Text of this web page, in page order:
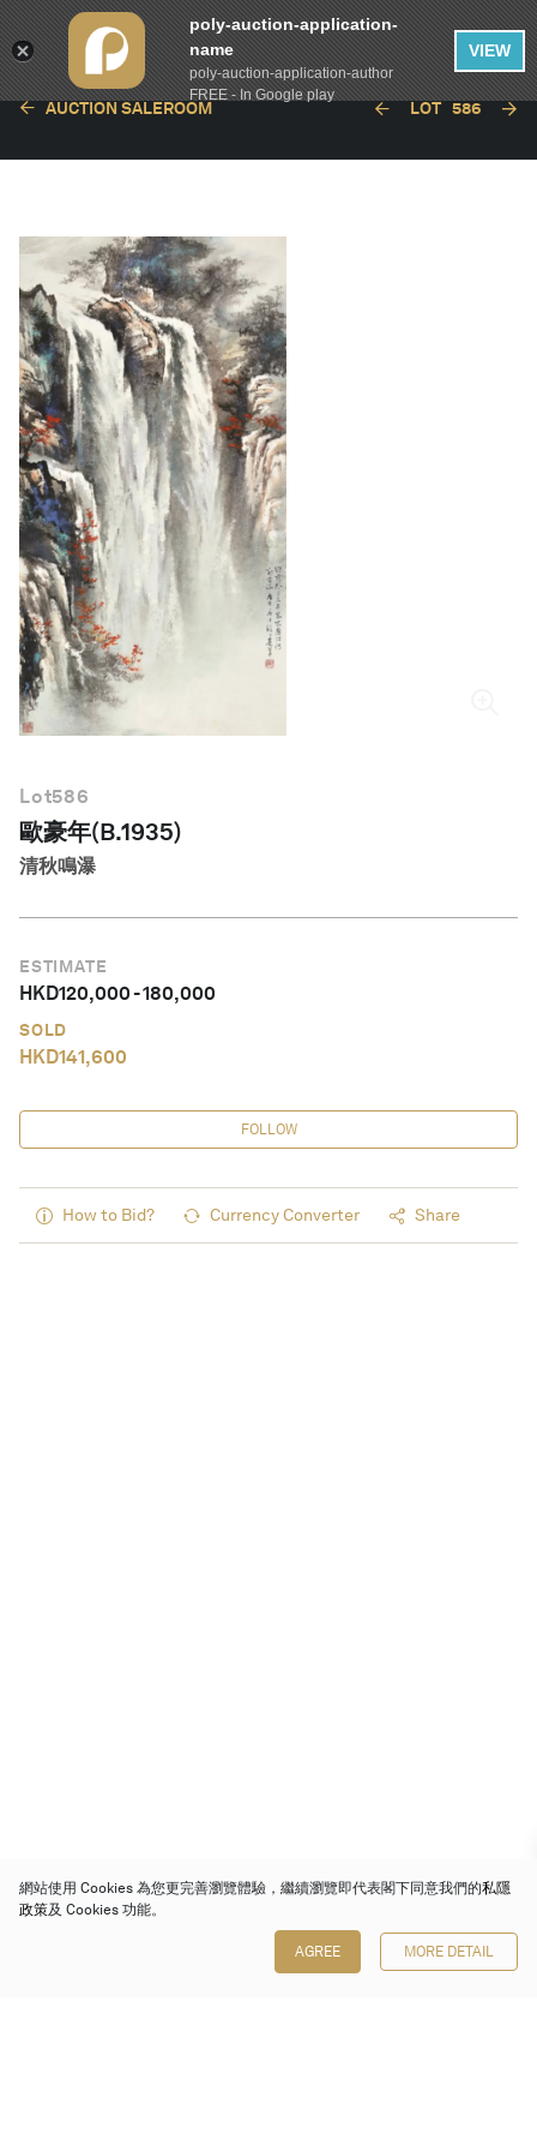
繁體中文
AUCTION SALEROOM LOT 586
Lot586
歐豪年(B.1935)
清秋鳴瀑
ESTIMATE
HKD120,000-180,000
SOLD
HKD141,600
FOLLOW
How to Bid? Currency Converter Share
網站使用 Cookies 為您更完善瀏覽體驗，繼續瀏覽即代表閣下同意我們的私隱
政策及 Cookies 功能。
AGREE MORE DETAIL
poly-auction-application-
name
poly-auction-application-author
FREE - In Google play
VIEW